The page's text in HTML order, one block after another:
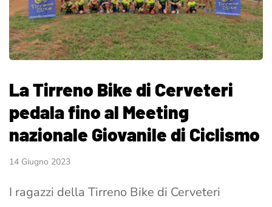
La Tirreno Bike di Cerveteri
pedala fino al Meeting
nazionale Giovanile di Ciclismo
14 Giugno 2023
I ragazzi della Tirreno Bike di Cerveteri